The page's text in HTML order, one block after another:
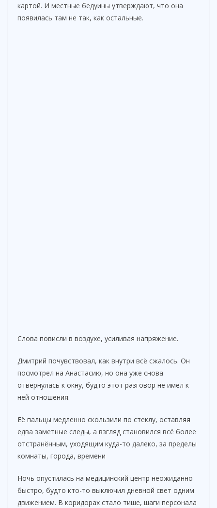
картой. И местные бедуины утверждают, что она
появилась там не так, как остальные.
Слова повисли в воздухе, усиливая напряжение.
Дмитрий почувствовал, как внутри всё сжалось. Он
посмотрел на Анастасию, но она уже снова
отвернулась к окну, будто этот разговор не имел к
ней отношения.
Её пальцы медленно скользили по стеклу, оставляя
едва заметные следы, а взгляд становился всё более
отстранённым, уходящим куда-то далеко, за пределы
комнаты, города, времени
Ночь опустилась на медицинский центр неожиданно
быстро, будто кто-то выключил дневной свет одним
движением. В коридорах стало тише, шаги персонала